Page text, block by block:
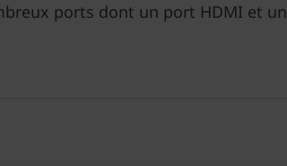
ports dont un port HDMI et un